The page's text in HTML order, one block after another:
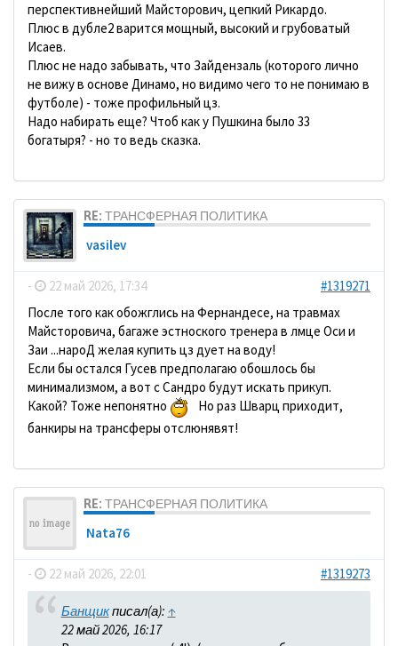
перспективнейший Майсторович, цепкий Рикардо.
Плюс в дубле2 варится мощный, высокий и грубоватый
Исаев.
Плюс не надо забывать, что Зайдензаль (которого лично
не вижу в основе Динамо, но видимо чего то не понимаю в
футболе) - тоже профильный цз.
Надо набирать еще? Чтоб как у Пушкина было 33
богатыря? - но то ведь сказка.
RE: ТРАНСФЕРНАЯ ПОЛИТИКА
vasilev
- 22 май 2026, 17:34
#1319271
После того как обожглись на Фернандесе, на травмах
Майсторовича, багаже эстноского тренера в лмце Оси и
Заи ...нароД желая купить цз дует на воду!
Если бы остался Гусев предполагаю обошлось бы
минимализмом, а вот с Сандро будут искать прикуп.
Какой? Тоже непонятно
Но раз Шварц приходит,
банкиры на трансферы отслюнявят!
RE: ТРАНСФЕРНАЯ ПОЛИТИКА
Nata76
- 22 май 2026, 22:01 #1319273
Банщикписал(а): ↑
22 май 2026, 16:17